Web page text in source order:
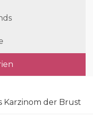
Karzinom der Brust